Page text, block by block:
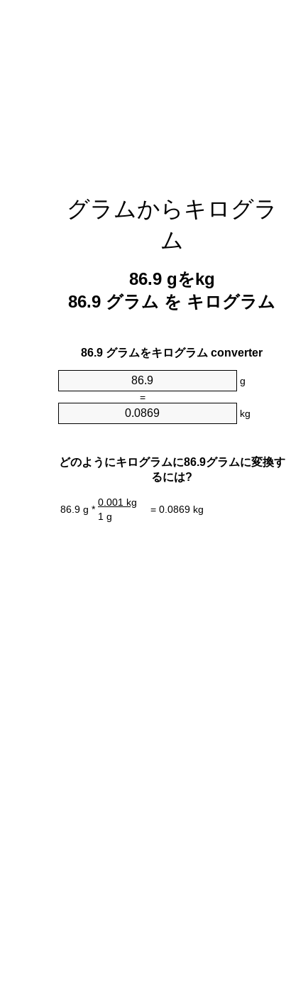
グラムからキログラ
ム
86.9 gをkg
86.9 グラム を キログラム
86.9 グラムをキログラム converter
g
=
kg
どのようにキログラムに86.9グラムに変換す
るには?
86.9 g *
0.001 kg
= 0.0869 kg
1 g